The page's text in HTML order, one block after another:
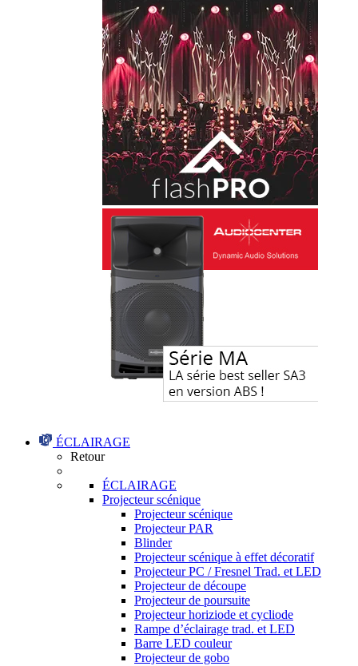
ÉCLAIRAGE
Retour
ÉCLAIRAGE
Projecteur scénique
Projecteur scénique
Projecteur PAR
Blinder
Projecteur scénique à effet décoratif
Projecteur PC / Fresnel Trad. et LED
Projecteur de découpe
Projecteur de poursuite
Projecteur horiziode et cycliode
Rampe d’éclairage trad. et LED
Barre LED couleur
Projecteur de gobo